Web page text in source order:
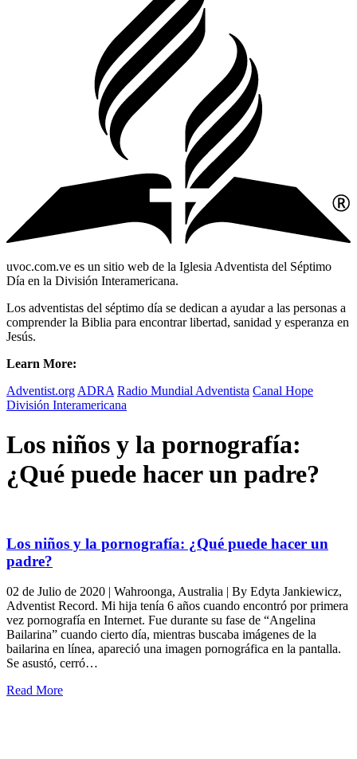
uvoc.com.ve es un sitio web de la Iglesia Adventista del Séptimo
Día en la División Interamericana.
Los adventistas del séptimo día se dedican a ayudar a las personas a
comprender la Biblia para encontrar libertad, sanidad y esperanza en
Jesús.
Learn More:
Adventist.org ADRA Radio Mundial Adventista Canal Hope
División Interamericana
Los niños y la pornografía:
¿Qué puede hacer un padre?
Los niños y la pornografía: ¿Qué puede hacer un
padre?
02 de Julio de 2020 | Wahroonga, Australia | By Edyta Jankiewicz,
Adventist Record. Mi hija tenía 6 años cuando encontró por primera
vez pornografía en Internet. Fue durante su fase de “Angelina
Bailarina” cuando cierto día, mientras buscaba imágenes de la
bailarina en línea, apareció una imagen pornográfica en la pantalla.
Se asustó, cerró…
Read More